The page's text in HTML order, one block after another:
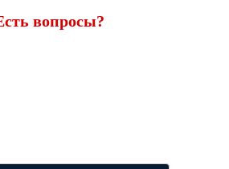
вопросы?